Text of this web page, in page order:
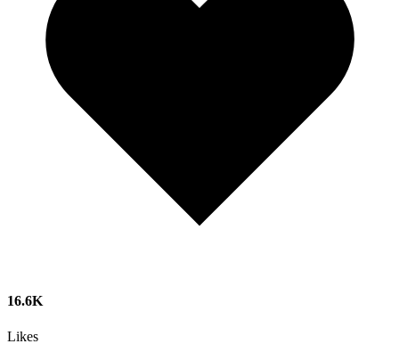
16.6K
Likes